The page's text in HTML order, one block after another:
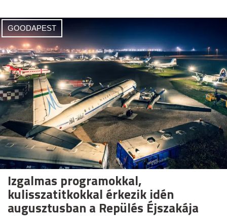
GOODAPEST
Izgalmas programokkal,
kulisszatitkokkal érkezik idén
augusztusban a Repülés Éjszakája